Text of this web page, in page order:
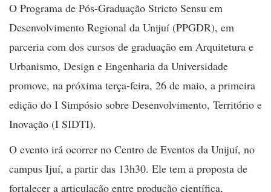
O Programa de Pós-Graduação Stricto Sensu em
Desenvolvimento Regional da Unijuí (PPGDR), em
parceria com dos cursos de graduação em Arquitetura e
Urbanismo, Design e Engenharia da Universidade
promove, na próxima terça-feira, 26 de maio, a primeira
edição do I Simpósio sobre Desenvolvimento, Território e
Inovação (I SIDTI).
O evento irá ocorrer no Centro de Eventos da Unijuí, no
campus Ijuí, a partir das 13h30. Ele tem a proposta de
fortalecer a articulação entre produção científica,